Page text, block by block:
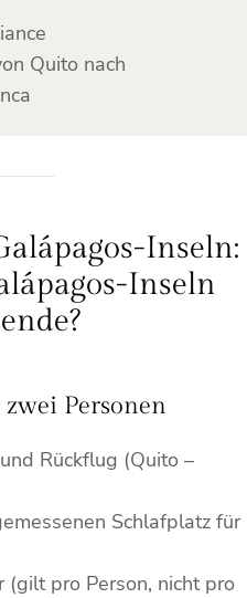
Quito nach
Inseln:
Inseln
Personen
Rückflug (Quito –
Schlafplatz für
(gilt pro Person, nicht pro